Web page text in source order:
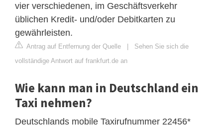
vier verschiedenen, im Geschäftsverkehr
üblichen Kredit- und/oder Debitkarten zu
gewährleisten.
Antrag auf Entfernung der Quelle | Sehen Sie sich die
vollständige Antwort auf frankfurt.de an
Wie kann man in Deutschland ein
Taxi nehmen?
Deutschlands mobile Taxirufnummer 22456*